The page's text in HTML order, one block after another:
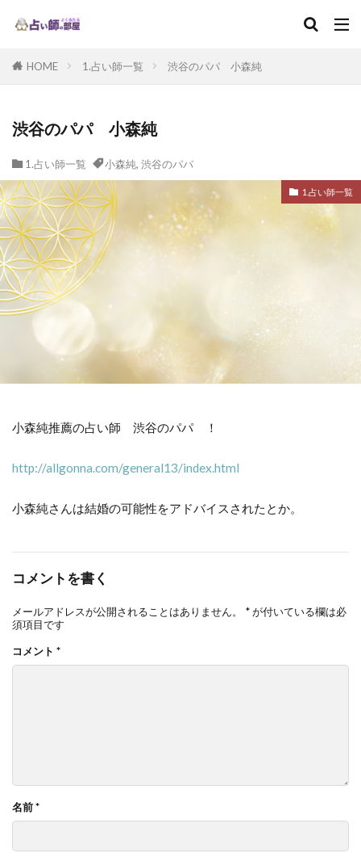
HOME 1.占い師一覧 渋谷のパパ 小森純
渋谷のパパ 小森純
1.占い師一覧 小森純, 渋谷のパパ
1.占い師一覧
小森純推薦の占い師 渋谷のパパ ！
http://allgonna.com/general13/index.html
小森純さんは結婚の可能性をアドバイスされたとか。
コメントを書く
メールアドレスが公開されることはありません。 *が付いている欄は必
須項目です
コメント *
名前*